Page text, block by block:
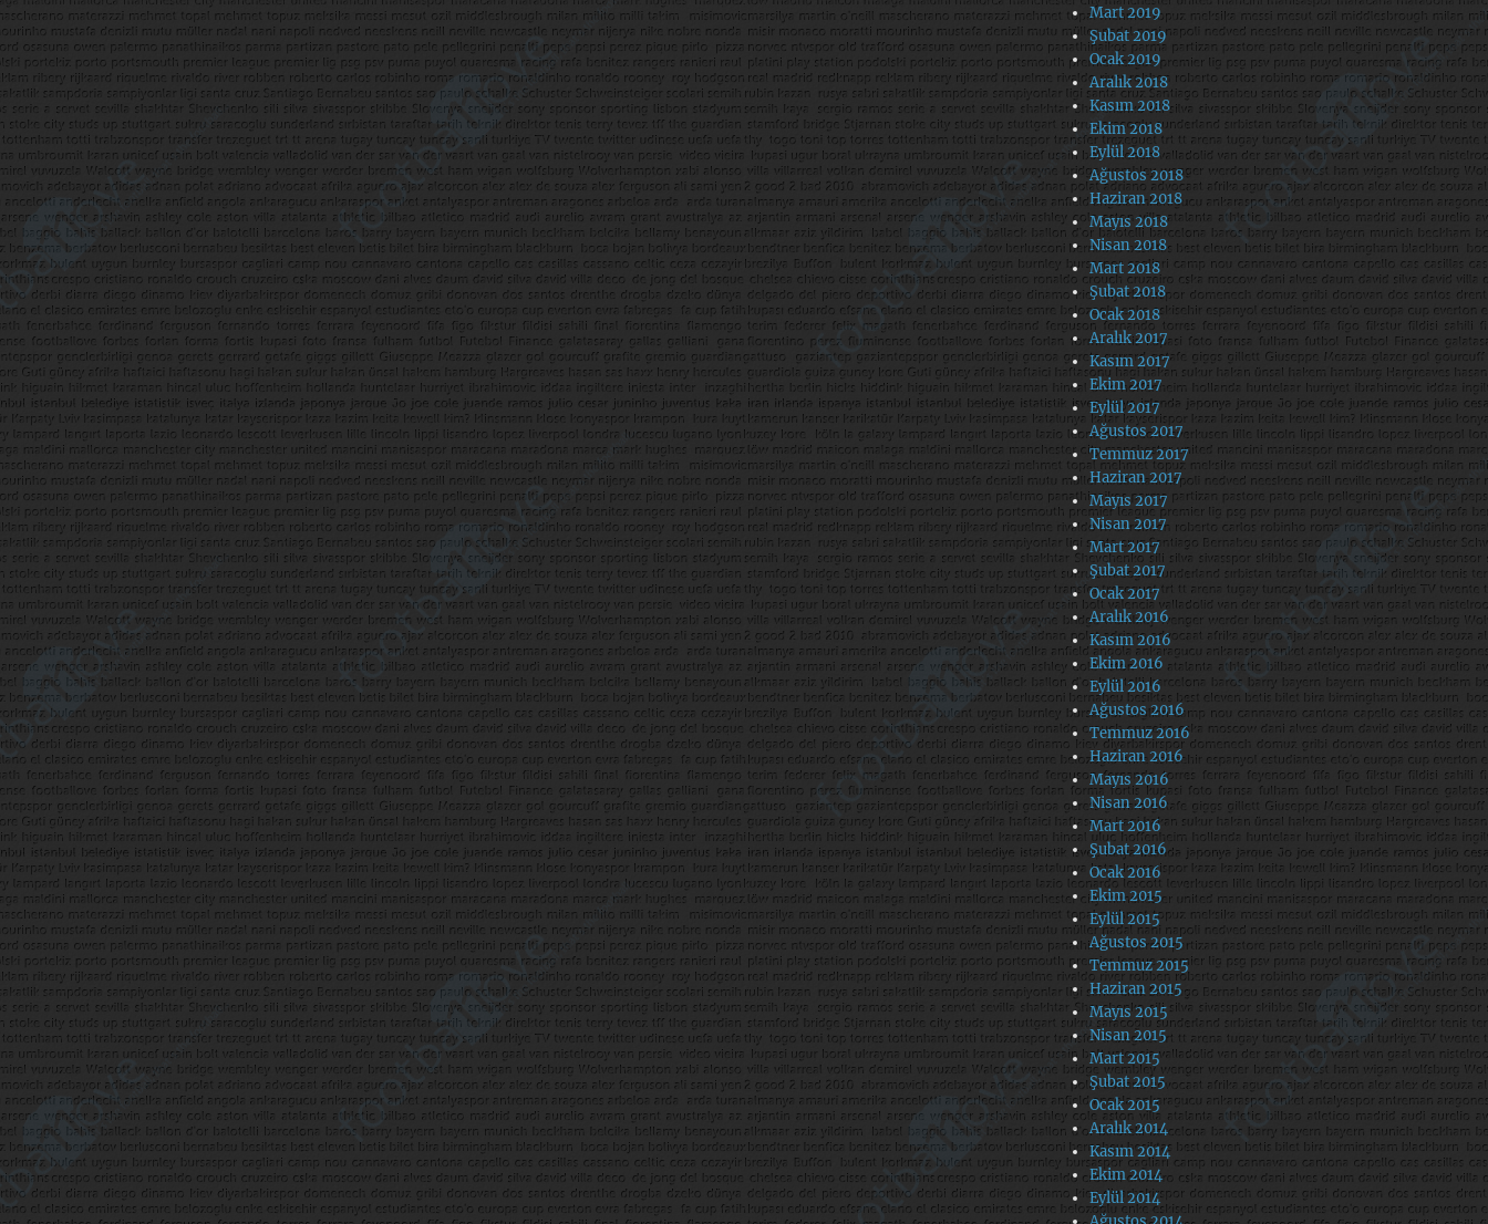
Mart 2019
Şubat 2019
Ocak 2019
Aralık 2018
Kasım 2018
Ekim 2018
Eylül 2018
Ağustos 2018
Haziran 2018
Mayıs 2018
Nisan 2018
Mart 2018
Şubat 2018
Ocak 2018
Aralık 2017
Kasım 2017
Ekim 2017
Eylül 2017
Ağustos 2017
Temmuz 2017
Haziran 2017
Mayıs 2017
Nisan 2017
Mart 2017
Şubat 2017
Ocak 2017
Aralık 2016
Kasım 2016
Ekim 2016
Eylül 2016
Ağustos 2016
Temmuz 2016
Haziran 2016
Mayıs 2016
Nisan 2016
Mart 2016
Şubat 2016
Ocak 2016
Ekim 2015
Eylül 2015
Ağustos 2015
Temmuz 2015
Haziran 2015
Mayıs 2015
Nisan 2015
Mart 2015
Şubat 2015
Ocak 2015
Aralık 2014
Kasım 2014
Ekim 2014
Eylül 2014